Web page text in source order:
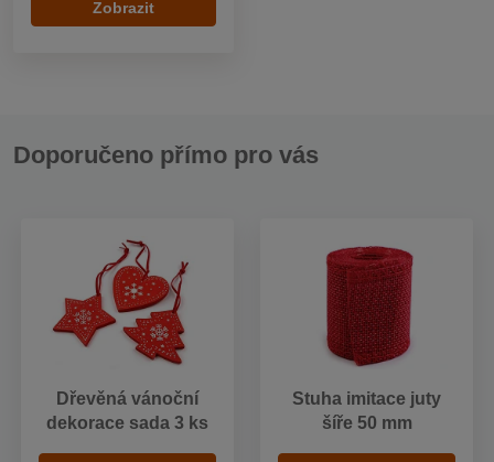
Zobrazit
Doporučeno přímo pro vás
Dřevěná vánoční
dekorace sada 3 ks
Stuha imitace juty
šíře 50 mm